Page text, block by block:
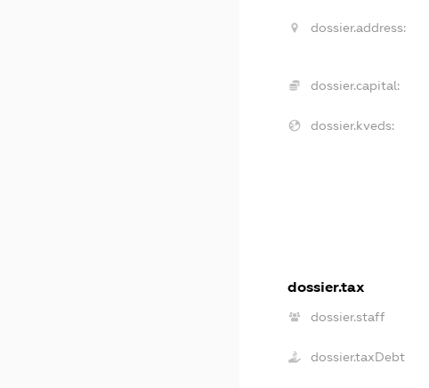
dossier.address:
dossier.capital:
dossier.kveds:
dossier.tax
dossier.staff
dossier.taxDebt